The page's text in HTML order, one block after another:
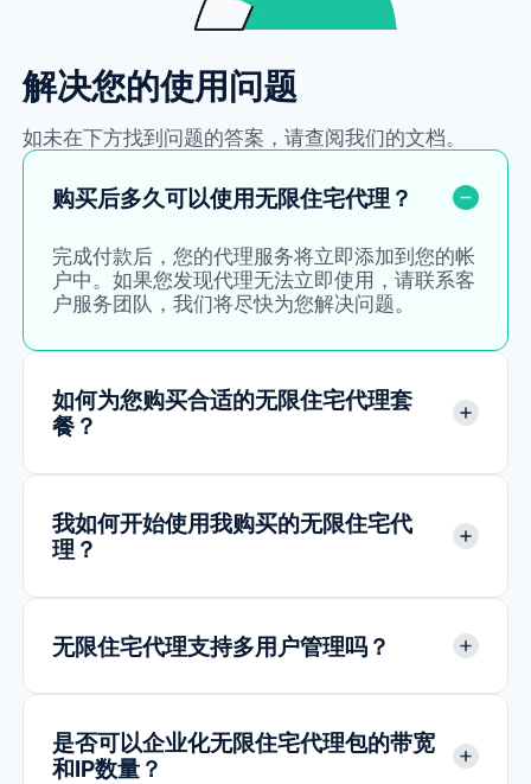
解决您的使用问题
如未在下方找到问题的答案，请查阅我们的文档。
购买后多久可以使用无限住宅代理？
完成付款后，您的代理服务将立即添加到您的帐
户中。如果您发现代理无法立即使用，请联系客
户服务团队，我们将尽快为您解决问题。
如何为您购买合适的无限住宅代理套
餐？
我如何开始使用我购买的无限住宅代
理？
无限住宅代理支持多用户管理吗？
是否可以企业化无限住宅代理包的带宽
和IP数量？